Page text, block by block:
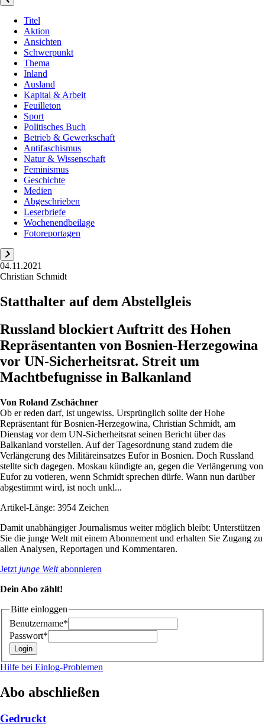
Titel
Aktion
Ansichten
Schwerpunkt
Thema
Inland
Ausland
Kapital & Arbeit
Feuilleton
Sport
Politisches Buch
Betrieb & Gewerkschaft
Antifaschismus
Natur & Wissenschaft
Feminismus
Geschichte
Medien
Abgeschrieben
Leserbriefe
Wochenendbeilage
Fotoreportagen
04.11.2021
Christian Schmidt
Statthalter auf dem Abstellgleis
Russland blockiert Auftritt des Hohen
Repräsentanten von Bosnien-Herzegowina
vor UN-Sicherheitsrat. Streit um
Machtbefugnisse in Balkanland
Von Roland Zschächner
Ob er reden darf, ist ungewiss. Ursprünglich sollte der Hohe
Repräsentant für Bosnien-Herzegowina, Christian Schmidt, am
Dienstag vor dem UN-Sicherheitsrat seinen Bericht über das
Balkanland vorstellen. Auf der Tagesordnung stand zudem die
Verlängerung des Militäreinsatzes Eufor in Bosnien. Doch Russland
stellte sich dagegen. Moskau kündigte an, gegen die Verlängerung von
Eufor zu votieren, wenn Schmidt sprechen dürfe. Wann nun darüber
abgestimmt wird, ist noch unkl...
Artikel-Länge: 3954 Zeichen
Damit unabhängiger Journalismus weiter möglich bleibt: Unterstützen
Sie die junge Welt mit einem Abonnement und erhalten Sie Zugang zu
allen Analysen, Reportagen und Kommentaren.
Jetzt junge Weltabonnieren
Dein Abo zählt!
Bitte einloggen
Benutzername*
Passwort*
Hilfe bei Einlog-Problemen
Abo abschließen
Gedruckt